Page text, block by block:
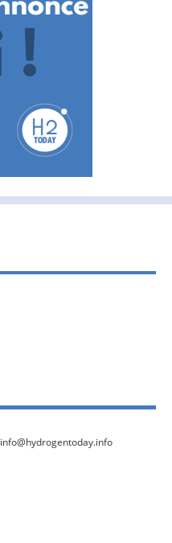
info@hydrogentoday.info